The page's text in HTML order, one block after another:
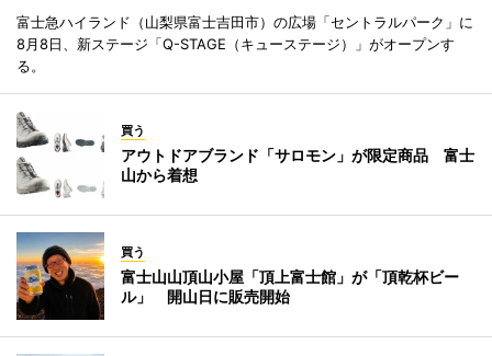
富士急ハイランド（山梨県富士吉田市）の広場「セントラルパーク」に
8月8日、新ステージ「Q-STAGE（キューステージ）」がオープンす
る。
買う
アウトドアブランド「サロモン」が限定商品 富士
山から着想
買う
富士山山頂山小屋「頂上富士館」が「頂乾杯ビー
ル」 開山日に販売開始